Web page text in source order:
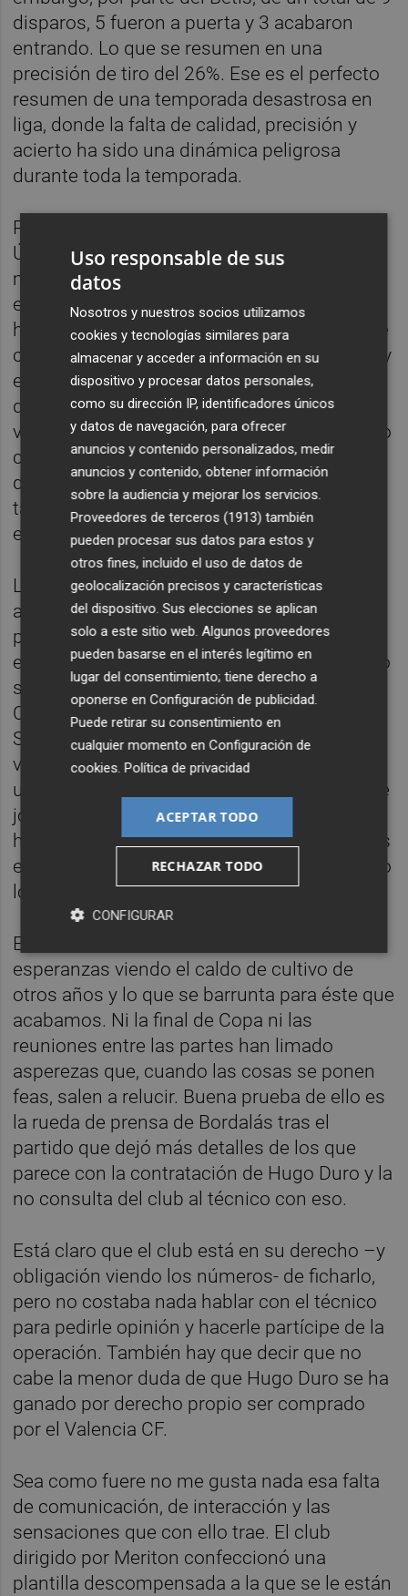
disparos, 5 fueron a puerta y 3 acabaron
entrando. Lo que se resumen en una
precisión de tiro del 26%. Ese es el perfecto
resumen de una temporada desastrosa en
liga, donde la falta de calidad, precisión y
acierto ha sido una dinámica peligrosa
durante toda la temporada.
Pero atrás las cosas no pintan mejor.
Únicamente salvaguardados por un
magnífico portero como es Mamardashvili,
el equipo lo ha probado todo y aun así le
hacen goles de absoluta pachanga: faltas de
concentración, pérdidas de balón absurdas y
errores de marcaje continuos. Bordalás no
da con la tecla y eso hace que el equipo se
vea impotente. Si bien es cierto que coincido
con él en que el resultado fue más excesivo
de lo esperado viendo cómo fluía el partido,
también es verdad que elfeeling
es que el
equipo se dejó llevar en el último suspiro.
La sensación que queda es que la Liga
acabó una vez el Valencia CF se clasificó
para la final de Copa del Rey; y la temporada
en su conjunto en el momento que el equipo
sucumbió con los penaltis en la final de
Copa. Ni el derbi, ni ganarle a Marcelino en
San Mamés ni la revancha contra el equipo
verdiblanco, nada ha servido para conseguir
una victoria que no llega desde hace ya siete
jornadas, casi a finales de marzo. Eso por no
hablar de que sólo ha conseguido 5 victorias
en Mestalla de 18 partidos disputados como
local.
El incierto futuro no ofrece muchas
esperanzas viendo el caldo de cultivo de
otros años y lo que se barrunta para éste que
acabamos. Ni la final de Copa ni las
reuniones entre las partes han limado
asperezas que, cuando las cosas se ponen
feas, salen a relucir. Buena prueba de ello es
la rueda de prensa de Bordalás tras el
partido que dejó más detalles de los que
parece con la contratación de Hugo Duro y la
no consulta del club al técnico con eso.
Está claro que el club está en su derecho –y
obligación viendo los números- de ficharlo,
pero no costaba nada hablar con el técnico
para pedirle opinión y hacerle partícipe de la
operación. También hay que decir que no
cabe la menor duda de que Hugo Duro se ha
ganado por derecho propio ser comprado
por el Valencia CF.
Sea como fuere no me gusta nada esa falta
de comunicación, de interacción y las
sensaciones que con ello trae. El club
dirigido por Meriton confeccionó una
plantilla descompensada a la que se le están
Uso responsable de sus
datos
Nosotros y nuestros socios utilizamos
cookies y tecnologías similares para
almacenar y acceder a información en su
dispositivo y procesar datos personales,
como su dirección IP, identificadores únicos
y datos de navegación, para ofrecer
anuncios y contenido personalizados, medir
anuncios y contenido, obtener información
sobre la audiencia y mejorar los servicios.
Proveedores de terceros (1913) también
pueden procesar sus datos para estos y
otros fines, incluido el uso de datos de
geolocalización precisos y características
del dispositivo. Sus elecciones se aplican
solo a este sitio web. Algunos proveedores
pueden basarse en el interés legítimo en
lugar del consentimiento; tiene derecho a
oponerse enConfiguración de publicidad
Puede retirar su consentimiento en
cualquier momento enConfiguración de
cookies .Política de privacidad
ACEPTAR TODO
RECHAZAR TODO
CONFIGURAR